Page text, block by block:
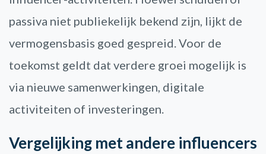
passiva niet publiekelijk bekend zijn, lijkt de
vermogensbasis goed gespreid. Voor de
toekomst geldt dat verdere groei mogelijk is
via nieuwe samenwerkingen, digitale
activiteiten of investeringen.
Vergelijking met andere influencers